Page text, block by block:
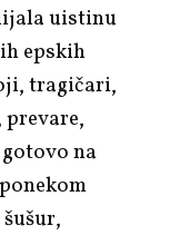
uistinu
epskih
tragičari,
na